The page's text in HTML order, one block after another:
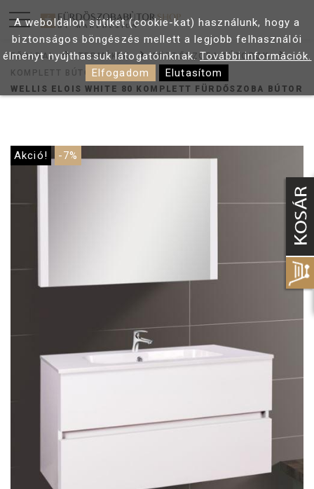
FŐOLDAL TERMÉKEK
FÜRDŐSZOBA BÚTOROK
KOMPLETT BÚTOR
WELLIS ELOIS WHITE 80 KOMPLETT FÜRDŐSZOBA BÚTOR
Akció! -7%
A weboldalon sütiket (cookie-kat) használunk, hogy a
biztonságos böngészés mellett a legjobb felhasználói
élményt nyújthassuk látogatóinknak.További információk.
Elfogadom
Elutasítom